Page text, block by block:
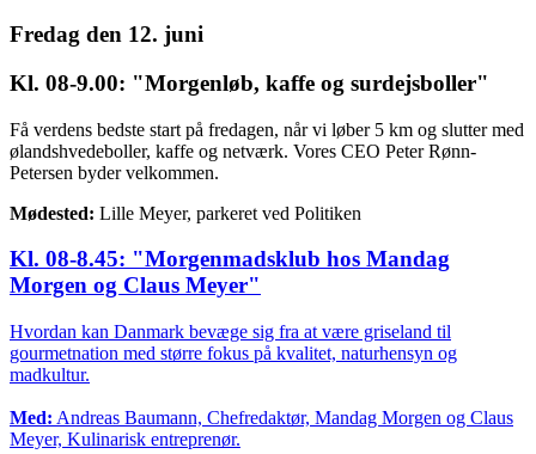
Fredag den 12. juni
Kl. 08-9.00: "Morgenløb, kaffe og surdejsboller"
Få verdens bedste start på fredagen, når vi løber 5 km og slutter med
ølandshvedeboller, kaffe og netværk. Vores CEO Peter Rønn-
Petersen byder velkommen.
Mødested: Lille Meyer, parkeret ved Politiken
Kl. 08-8.45: "Morgenmadsklub hos Mandag
Morgen og Claus Meyer"
Hvordan kan Danmark bevæge sig fra at være griseland til
gourmetnation med større fokus på kvalitet, naturhensyn og
madkultur.
Med: Andreas Baumann, Chefredaktør, Mandag Morgen og Claus
Meyer, Kulinarisk entreprenør.